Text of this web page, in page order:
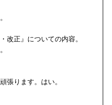
改正』についての内容。
張ります。はい。